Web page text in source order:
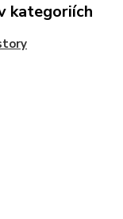
kategoriích